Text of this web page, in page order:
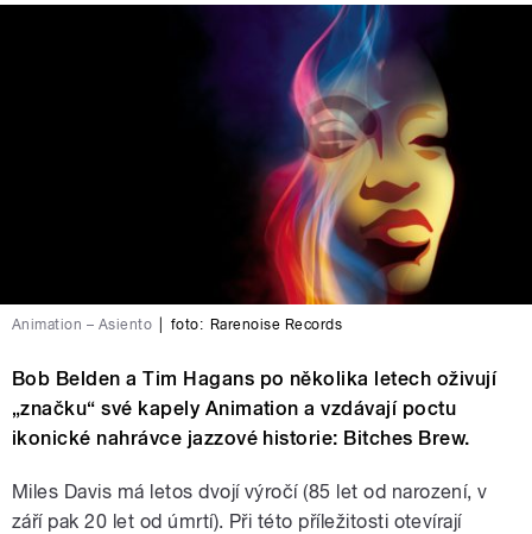
Animation – Asiento foto: Rarenoise Records
Bob Belden a Tim Hagans po několika letech oživují
„značku“ své kapely Animation a vzdávají poctu
ikonické nahrávce jazzové historie: Bitches Brew.
Miles Davis má letos dvojí výročí (85 let od narození, v
září pak 20 let od úmrtí). Při této příležitosti otevírají